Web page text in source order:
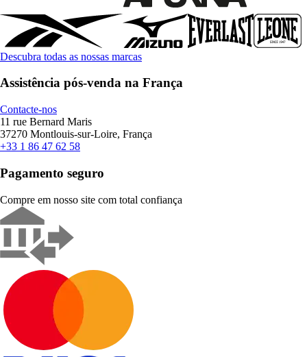
Descubra todas as nossas marcas
Assistência pós-venda na França
Contacte-nos
11 rue Bernard Maris
37270 Montlouis-sur-Loire, França
+33 1 86 47 62 58
Pagamento seguro
Compre em nosso site com total confiança